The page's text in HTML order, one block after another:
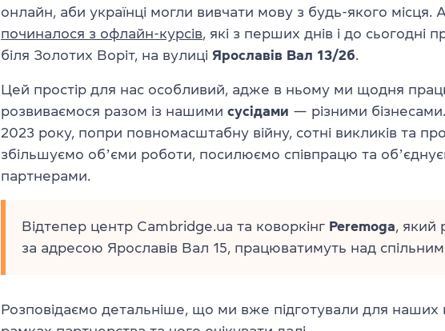
онлайн, аби українці могли вивчати мову з будь-якого місця.
починалося з офлайн-курсів, які з перших днів і до сьогодні
біля Золотих Воріт, на вулиці Ярославів Вал 13/2б.
Цей простір для нас особливий, адже в ньому ми щодня
розвиваємося разом із нашими сусідами — різними бізнесами.
2023 року, попри повномасштабну війну, сотні викликів та
збільшуємо обʼєми роботи, посилюємо співпрацю та
партнерами.
Відтепер центр Cambridge.ua та коворкінг Peremoga, який
за адресою Ярославів Вал 15, працюватимуть над
Розповідаємо детальніше, що ми вже підготували для наших